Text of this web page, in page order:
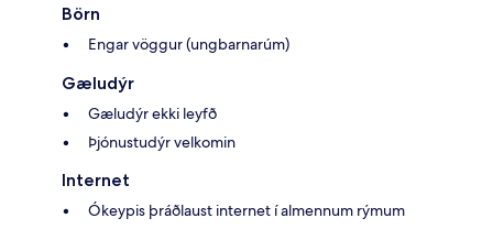
Börn
Engar vöggur (ungbarnarúm)
Gæludýr
Gæludýr ekki leyfð
Þjónustudýr velkomin
Internet
Ókeypis þráðlaust internet í almennum rýmum